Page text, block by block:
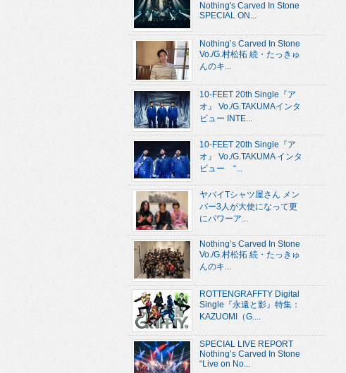
Nothing's Carved In Stone
SPECIAL ON...
Nothing’s Carved In Stone
Vo./G.村松拓 続・たっきゅ
んのキ...
10-FEET 20th Single『ア
オ』 Vo./G.TAKUMAインタ
ビュー INTE...
10-FEET 20th Single『ア
オ』 Vo./G.TAKUMA インタ
ビュー “...
ヤバイTシャツ屋さん メン
バー3人が大使になって更
にパワーア...
Nothing’s Carved In Stone
Vo./G.村松拓 続・たっきゅ
んのキ...
ROTTENGRAFFTY Digital
Single『永遠と影』特集：
KAZUOMI（G....
SPECIAL LIVE REPORT
Nothing’s Carved In Stone
“Live on No...